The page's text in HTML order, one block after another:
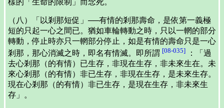
（八）「以剎那短促」──有情的剎那壽命，是依第一義極
短的只起一心之間已。猶如車輪轉動之時，只以一輞的部分
轉動，停止時亦只一輞部分停止，如是有情的壽命只是一心
剎那，那心消滅之時，即名有情滅。即所謂 [08-035] ：「過
去心剎那（的有情）已生存，非現在生存，非未來生在。未
來心剎那（的有情）非已生存，非現在生存，是未來生存。
現在心剎那（的有情）非已生存，是現在生存，非未來生
存」。